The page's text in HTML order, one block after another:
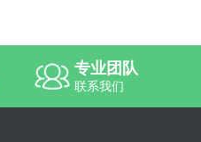
专业团队
联系我们